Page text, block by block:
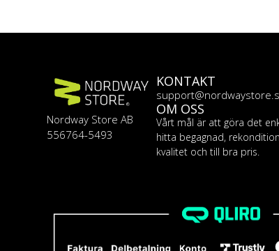
Nordway Store AB
556764-5493
KONTAKT
OM OSS
Vårt mål är att göra det
hitta begagnad,
kvalitet och till bra pris.